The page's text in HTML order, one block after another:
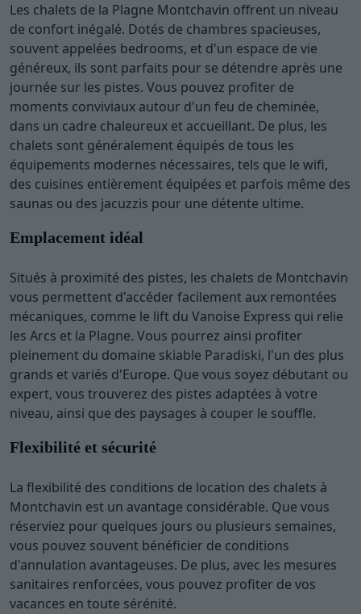
Les chalets de la Plagne Montchavin offrent un niveau
de confort inégalé. Dotés de chambres spacieuses,
souvent appelées bedrooms, et d'un espace de vie
généreux, ils sont parfaits pour se détendre après une
journée sur les pistes. Vous pouvez profiter de
moments conviviaux autour d'un feu de cheminée,
dans un cadre chaleureux et accueillant. De plus, les
chalets sont généralement équipés de tous les
équipements modernes nécessaires, tels que le wifi,
des cuisines entièrement équipées et parfois même des
saunas ou des jacuzzis pour une détente ultime.
Emplacement idéal
Situés à proximité des pistes, les chalets de Montchavin
vous permettent d'accéder facilement aux remontées
mécaniques, comme le lift du Vanoise Express qui relie
les Arcs et la Plagne. Vous pourrez ainsi profiter
pleinement du domaine skiable Paradiski, l'un des plus
grands et variés d'Europe. Que vous soyez débutant ou
expert, vous trouverez des pistes adaptées à votre
niveau, ainsi que des paysages à couper le souffle.
Flexibilité et sécurité
La flexibilité des conditions de location des chalets à
Montchavin est un avantage considérable. Que vous
réserviez pour quelques jours ou plusieurs semaines,
vous pouvez souvent bénéficier de conditions
d'annulation avantageuses. De plus, avec les mesures
sanitaires renforcées, vous pouvez profiter de vos
vacances en toute sérénité.